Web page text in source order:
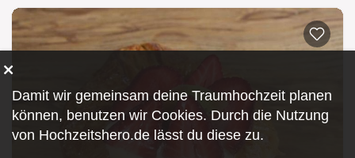
Damit wir gemeinsam deine Traumhochzeit planen
können, benutzen wir Cookies. Durch die Nutzung
von Hochzeitshero.de lässt du diese zu.